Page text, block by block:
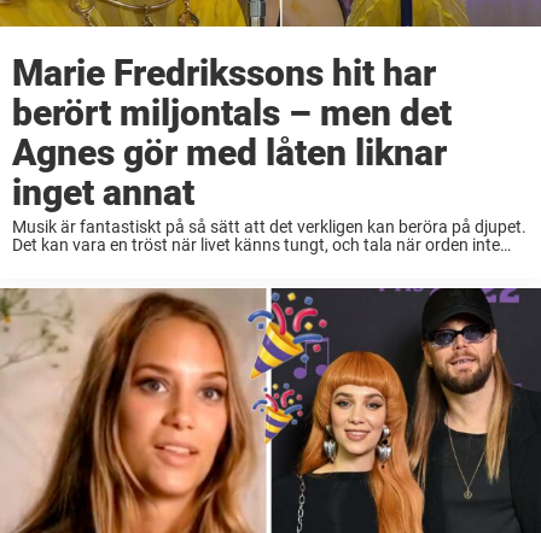
Marie Fredrikssons hit har
berört miljontals – men det
Agnes gör med låten liknar
inget annat
Musik är fantastiskt på så sätt att det verkligen kan beröra på djupet.
Det kan vara en tröst när livet känns tungt, och tala när orden inte